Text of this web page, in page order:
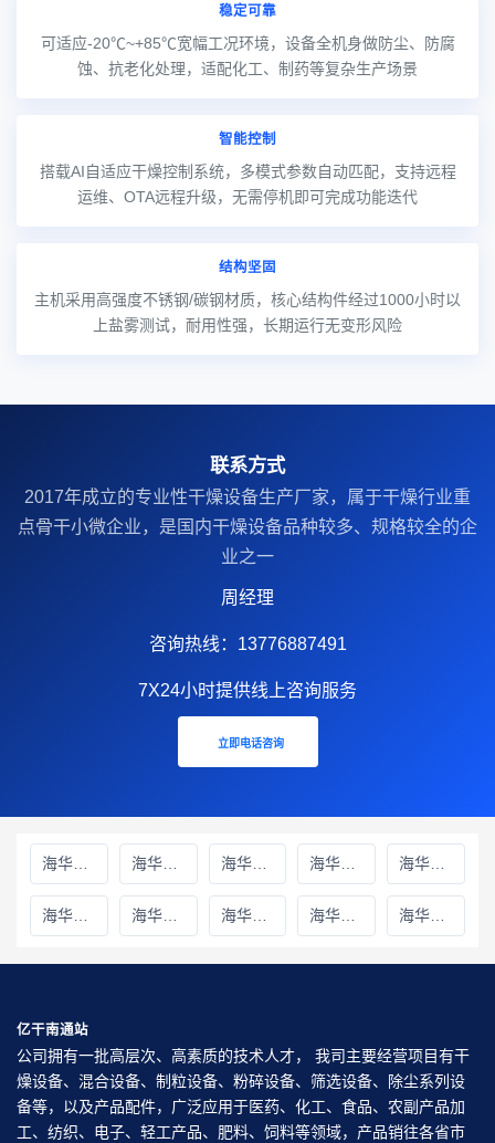
稳定可靠
可适应-20℃~+85℃宽幅工况环境，设备全机身做防尘、防腐
蚀、抗老化处理，适配化工、制药等复杂生产场景
智能控制
搭载AI自适应干燥控制系统，多模式参数自动匹配，支持远程
运维、OTA远程升级，无需停机即可完成功能迭代
结构坚固
主机采用高强度不锈钢/碳钢材质，核心结构件经过1000小时以
上盐雾测试，耐用性强，长期运行无变形风险
联系方式
2017年成立的‌专业性干燥设备生产厂家‌，属于干燥行业重
点骨干小微企业，是国内干燥设备品种较多、规格较全的企
业之一
周经理
咨询热线：13776887491
7X24小时提供线上咨询服务
立即电话咨询
海华财务雅安线上分站 海华财务绵阳线上分站 海华财务甘孜藏族自治州线上分站 海华财务巴中线上分站 海华财务阿坝藏族羌族自治州线上分站
海华财务成都线上分站 海华财务遂宁线上分站 海华财务广元线上分站 海华财务广安线上分站 海华财务德阳线上分站
亿干南通站
公司拥有一批高层次、高素质的技术人才， 我司主要经营项目有干
燥设备、混合设备、制粒设备、粉碎设备、筛选设备、除尘系列设
备等，以及产品配件，广泛应用于医药、化工、食品、农副产品加
工、纺织、电子、轻工产品、肥料、饲料等领域，产品销往各省市